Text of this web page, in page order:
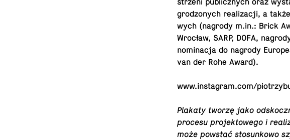
strze­ni pu­blicz­nych oraz
gro­dzo­nych re­ali­za­cji, a
wych (nagrody m.​in.: Brick
Wrocław, SARP, DOFA,
no­mi­na­cja do nagrody
van der Rohe Award).
www.​instagram.​com/​
Plakaty tworzę jako
procesu pro­jek­to­we­go i
może powstać sto­sun­ko­wo